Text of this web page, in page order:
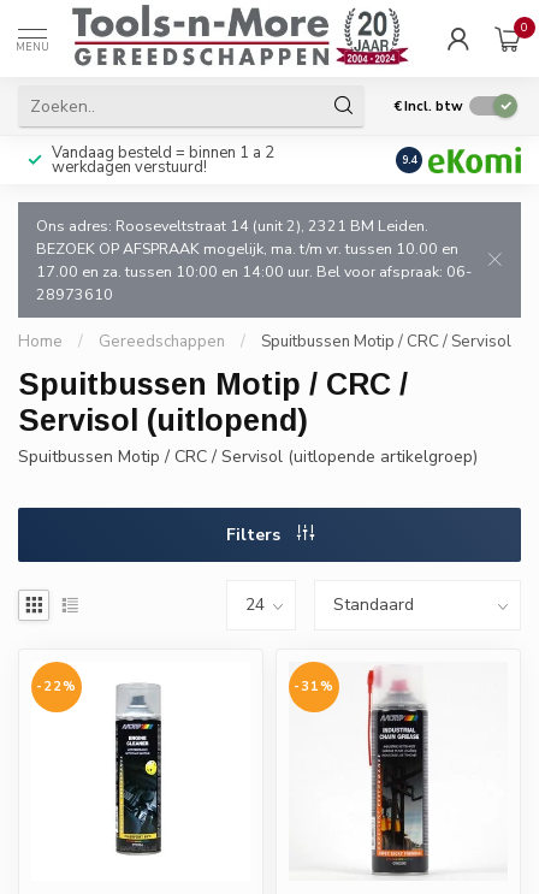
MENU
0
€Incl. btw
Vandaag besteld = binnen 1 a 2
werkdagen verstuurd!
Uitsluitend goede
en de vakman!
9.4
Ons adres: Rooseveltstraat 14 (unit 2), 2321 BM Leiden.
BEZOEK OP AFSPRAAK mogelijk, ma. t/m vr. tussen 10.00 en
17.00 en za. tussen 10:00 en 14:00 uur. Bel voor afspraak: 06-
28973610
Home / Gereedschappen / Spuitbussen Motip / CRC / Servisol
Spuitbussen Motip / CRC /
Servisol (uitlopend)
Spuitbussen Motip / CRC / Servisol (uitlopende artikelgroep)
Filters
-22% -31%